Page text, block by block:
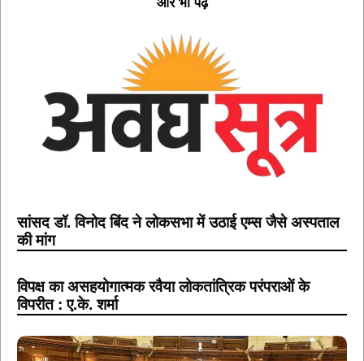
सांसद डॉ. विनोद बिंद ने लोकसभा में उठाई एम्स जैसे अस्पताल
की मांग
विपक्ष का असहयोगात्मक रवैया लोकतांत्रिक परंपराओं के
विपरीत : ए.के. शर्मा